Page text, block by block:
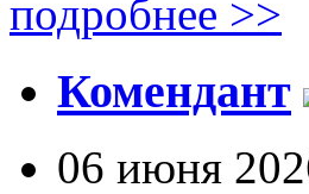
подробнее >>
Комендант
06 июня